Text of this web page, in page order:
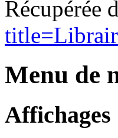
Récupérée
Menu de
Affichages